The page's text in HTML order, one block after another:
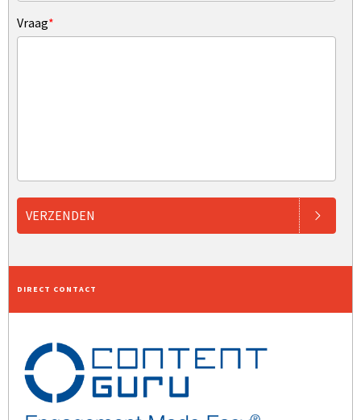
Vraag*
VERZENDEN
DIRECT CONTACT